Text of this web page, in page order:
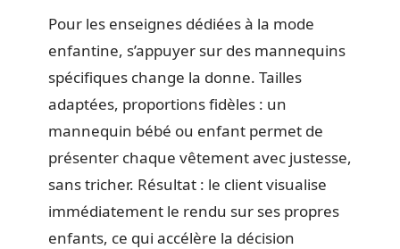
Pour les enseignes dédiées à la mode
enfantine, s’appuyer sur des mannequins
spécifiques change la donne. Tailles
adaptées, proportions fidèles : un
mannequin bébé ou enfant permet de
présenter chaque vêtement avec justesse,
sans tricher. Résultat : le client visualise
immédiatement le rendu sur ses propres
enfants, ce qui accélère la décision